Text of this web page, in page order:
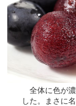
全体に色が
した。まさに